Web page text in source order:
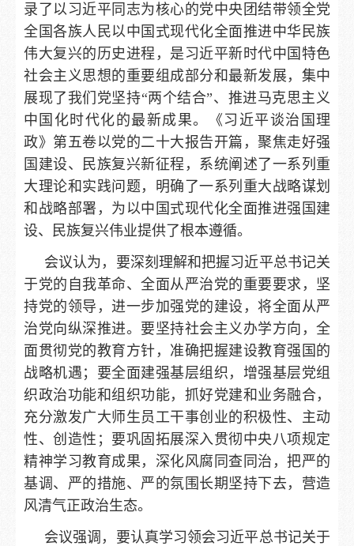
录了以习近平同志为核心的党中央团结带领全党
全国各族人民以中国式现代化全面推进中华民族
伟大复兴的历史进程，是习近平新时代中国特色
社会主义思想的重要组成部分和最新发展，集中
展现了我们党坚持“两个结合”、推进马克思主义
中国化时代化的最新成果。《习近平谈治国理
政》第五卷以党的二十大报告开篇，聚焦走好强
国建设、民族复兴新征程，系统阐述了一系列重
大理论和实践问题，明确了一系列重大战略谋划
和战略部署，为以中国式现代化全面推进强国建
设、民族复兴伟业提供了根本遵循。
会议认为，要深刻理解和把握习近平总书记关
于党的自我革命、全面从严治党的重要要求，坚
持党的领导，进一步加强党的建设，将全面从严
治党向纵深推进。要坚持社会主义办学方向，全
面贯彻党的教育方针，准确把握建设教育强国的
战略机遇；要全面建强基层组织，增强基层党组
织政治功能和组织功能，抓好党建和业务融合，
充分激发广大师生员工干事创业的积极性、主动
性、创造性；要巩固拓展深入贯彻中央八项规定
精神学习教育成果，深化风腐同查同治，把严的
基调、严的措施、严的氛围长期坚持下去，营造
风清气正政治生态。
会议强调，要认真学习领会习近平总书记关于